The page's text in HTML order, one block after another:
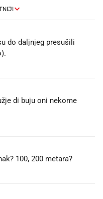
do daljnjeg presušili
di buju oni nekome
100, 200 metara?